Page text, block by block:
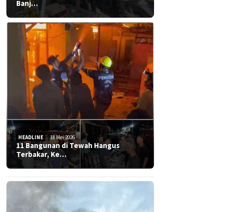
Banj…
HEADLINE 18 Mei 2026
11 Bangunan di Tewah Hangus
Terbakar, Ke…